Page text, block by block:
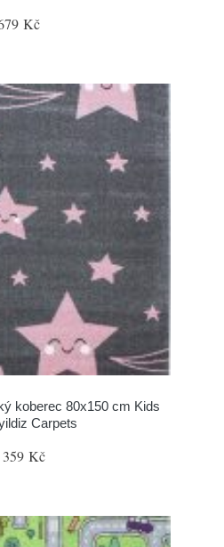
Kč
koberec 80x150 cm Kids
Carpets
359 Kč